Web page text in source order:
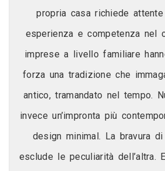
propria casa richiede
esperienza e competenza nel
imprese a livello familiare
forza una tradizione che
antico, tramandato nel tempo.
invece un’impronta più
design minimal. La bravura
esclude le peculiarità dell’altra.